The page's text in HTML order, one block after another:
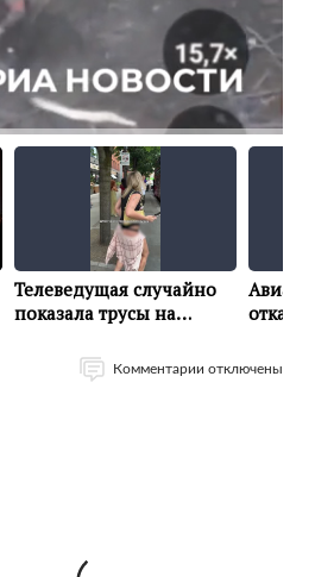
Комментарии отключены